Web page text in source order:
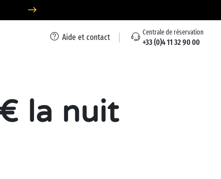
Aide et contact Centrale de réservation
+33 (0)4 11 32 90 00
la nuit